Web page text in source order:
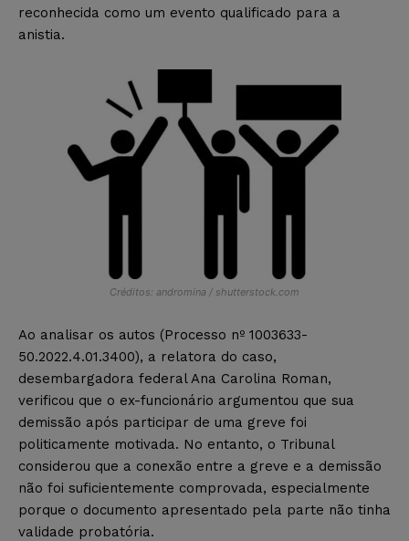
reconhecida como um evento qualificado para a
anistia.
Créditos: andromina / shutterstock.com
Ao analisar os autos (Processo nº 1003633-
50.2022.4.01.3400), a relatora do caso,
desembargadora federal Ana Carolina Roman,
verificou que o ex-funcionário argumentou que sua
demissão após participar de uma greve foi
politicamente motivada. No entanto, o Tribunal
considerou que a conexão entre a greve e a demissão
não foi suficientemente comprovada, especialmente
porque o documento apresentado pela parte não tinha
validade probatória.